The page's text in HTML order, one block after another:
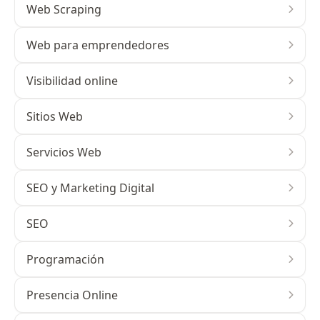
Web Scraping
Web para emprendedores
Visibilidad online
Sitios Web
Servicios Web
SEO y Marketing Digital
SEO
Programación
Presencia Online